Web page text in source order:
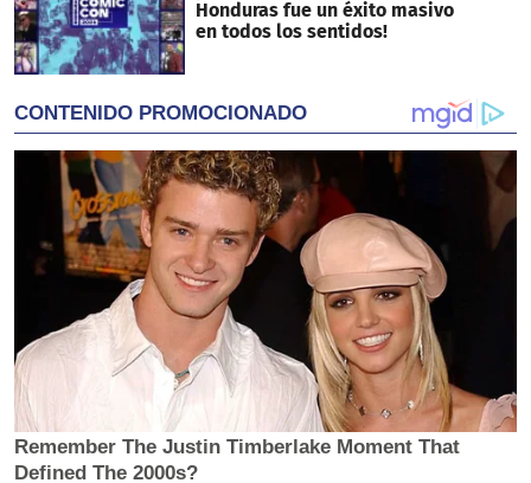
Honduras fue un éxito masivo
en todos los sentidos!